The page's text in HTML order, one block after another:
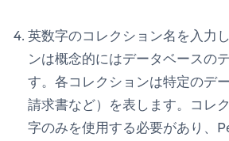
英数字のコレクション名を入力
ンは概念的にはデータベースの
す。各コレクションは特定のデ
請求書など）を表します。コレ
字のみを使用する必要があり、